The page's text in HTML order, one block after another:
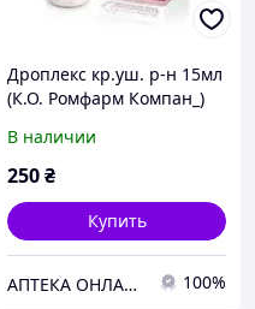
Дроплекс кр.уш. р-н 15мл
(К.О. Ромфарм Компан_)
В наличии
250₴
Купить
АПТЕКА ОНЛАЙН ТЕХМЕДСЕРВІС 100%